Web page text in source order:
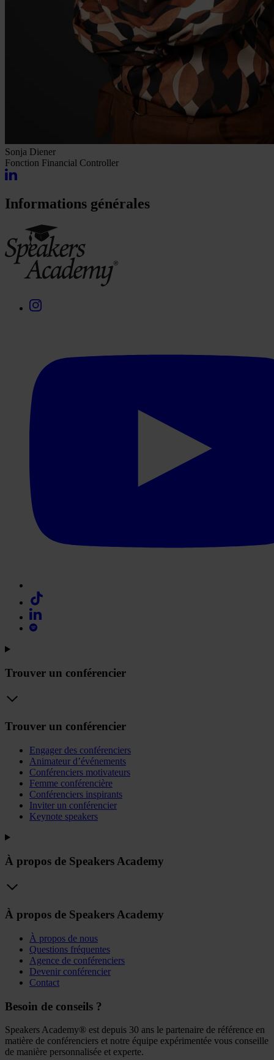
Sonja Diener
Fonction Financial Controller
Informations générales
Trouver un conférencier
Trouver un conférencier
Engager des conférenciers
Animateur d’événements
Conférenciers motivateurs
Femme conférencière
Conférenciers inspirants
Inviter un conférencier
Keynote speakers
À propos de Speakers Academy
À propos de Speakers Academy
À propos de nous
Questions fréquentes
Agence de conférenciers
Devenir conférencier
Contact
Besoin de conseils ?
Speakers Academy® est depuis 30 ans le partenaire de référence en
matière de conférenciers et notre équipe expérimentée vous conseille
de manière personnalisée et experte.